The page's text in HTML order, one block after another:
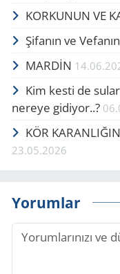
KORKUNUN VE
Şifanın ve
MARDİN
Kim kesti de
nereye gidiyor..?
KÖR
23.05.2026
Yorumlar